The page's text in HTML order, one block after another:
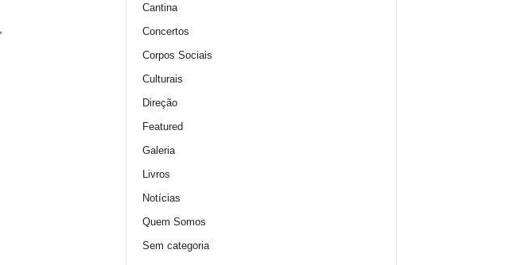
Cantina
Concertos
Corpos Sociais
Culturais
Direção
Featured
Galeria
Livros
Notícias
Quem Somos
Sem categoria